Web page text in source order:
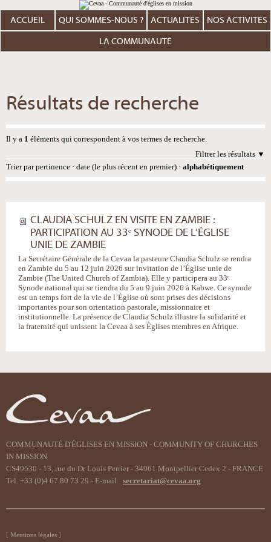
au
contenu.
Aller
personnels
ACCUEIL QUI SOMMES-NOUS ? ACTUALITÉS NOS ACTIVITÉS
LA COMMUNAUTÉ
Résultats de recherche
Il y a 1 éléments qui correspondent à vos termes de recherche.
Filtrer les résultats
Trier par pertinence · date (le plus récent en premier) · alphabétiquement
CLAUDIA SCHULZ EN VISITE EN ZAMBIE :
PARTICIPATION AU 33ᵉ SYNODE DE L’ÉGLISE
UNIE DE ZAMBIE
La Secrétaire Générale de la Cevaa la pasteure Claudia Schulz se rendra
en Zambie du 5 au 12 juin 2026 sur invitation de l’Église unie de
Zambie (The United Church of Zambia). Elle y participera au 33ᵉ
Synode national qui se tiendra du 5 au 9 juin 2026 à Kabwe. Ce synode
est un temps fort de la vie de l’Église où sont prises des décisions
importantes pour son orientation pastorale, missionnaire et
institutionnelle. La présence de Claudia Schulz illustre la solidarité et
la fraternité qui unissent la Cevaa à ses Églises membres en Afrique.
COMMUNAUTÉ D'ÉGLISES EN MISSION - COMMUNITY OF CHURCHES
IN MISSION
CS49530 - 13, rue du Dr Louis Perrier - 34961 Montpellier Cedex 2 - FRANCE
Tel. +33 (0)4 67 80 73 29 - E-mail : secretariat@cevaa.org
Mentions légales